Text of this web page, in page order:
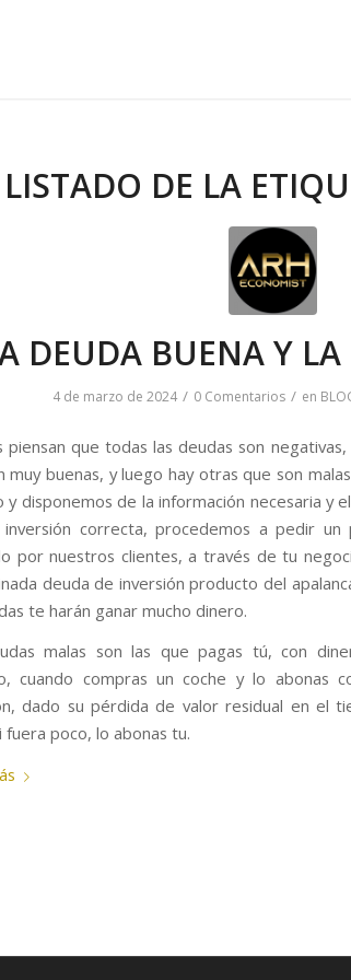
LISTADO DE LA
DEUDA BUENA Y
4 de marzo de 2024 / 0 Comentarios / en
piensan que todas las deudas son
muy buenas, y luego hay otras que son
y disponemos de la información necesaria y
correcta, procedemos a pedir
por nuestros clientes, a través de tu
deuda de inversión producto del
te harán ganar mucho dinero.
malas son las que pagas tú, con
cuando compras un coche y lo abonas
dado su pérdida de valor residual en el
fuera poco, lo abonas tu.